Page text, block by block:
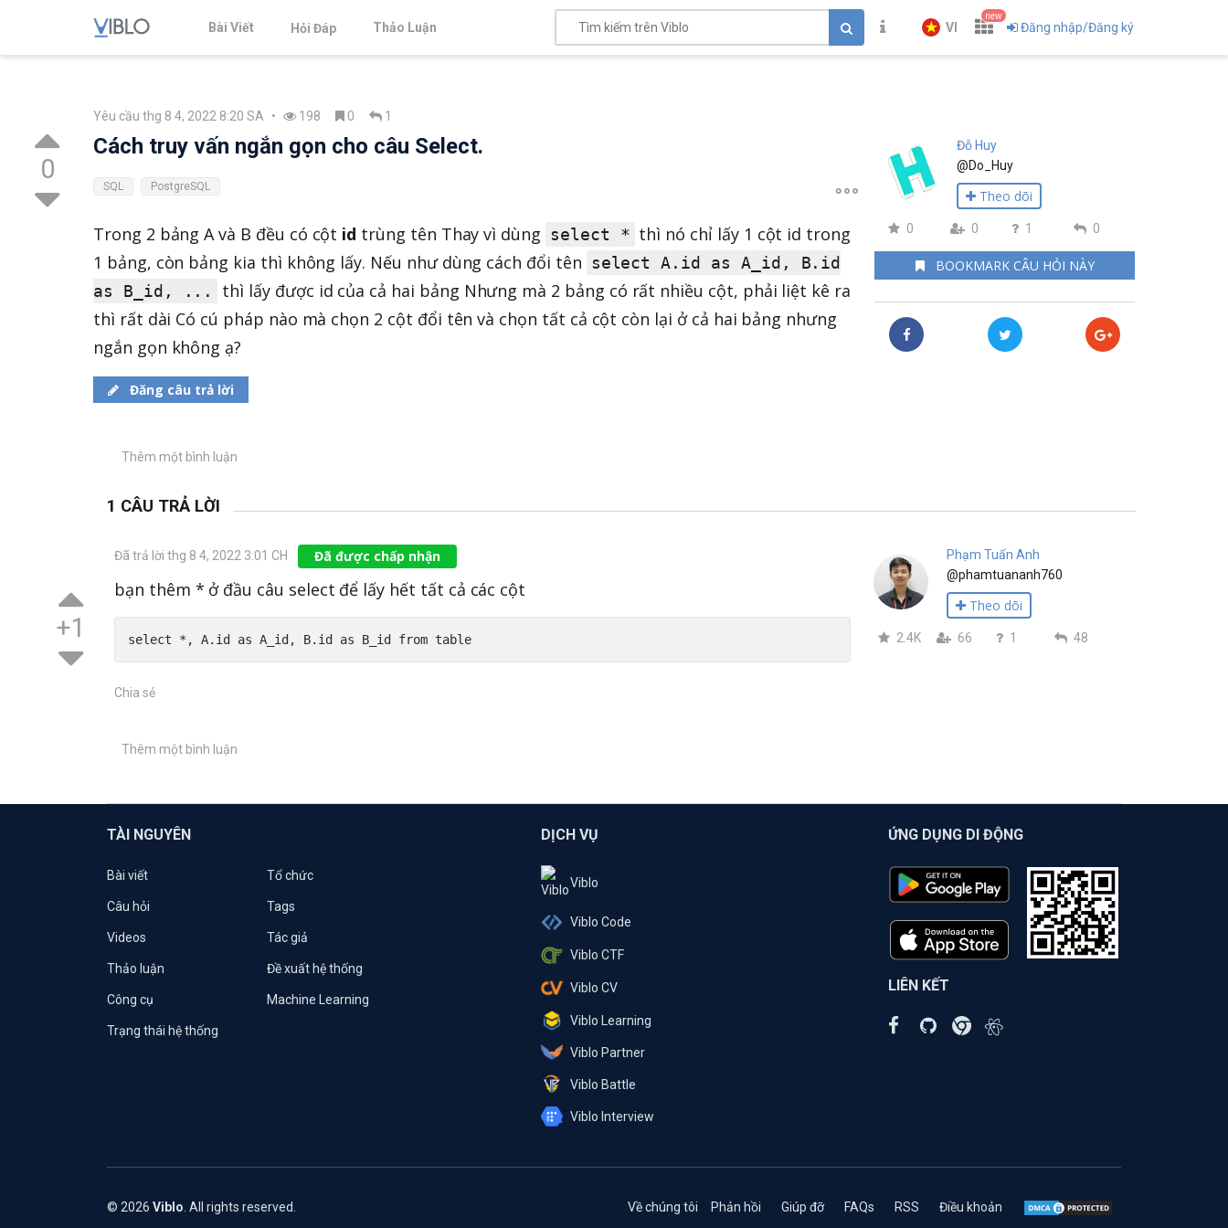
Bài Viết Hỏi Đáp Thảo Luận VI
new
Đăng nhập/Đăng ký
Yêu cầu thg 8 4, 2022 8:20 SA • 198 0 1
0
Cách truy vấn ngắn gọn cho câu Select.
SQL PostgreSQL
Trong 2 bảng A và B đều có cột id trùng tên Thay vì dùng select * thì nó chỉ lấy 1 cột id trong
1 bảng, còn bảng kia thì không lấy. Nếu như dùng cách đổi tên select A.id as A_id, B.id
as B_id, ...
thì lấy được id của cả hai bảng Nhưng mà 2 bảng có rất nhiều cột, phải liệt kê ra
thì rất dài Có cú pháp nào mà chọn 2 cột đổi tên và chọn tất cả cột còn lại ở cả hai bảng nhưng
ngắn gọn không ạ?
Đăng câu trả lời
Đỗ Huy
@Do_Huy
Theo dõi
0 0 1 0
BOOKMARK CÂU HỎI NÀY
Thêm một bình luận
1 CÂU TRẢ LỜI
Đã trả lời thg 8 4, 2022 3:01 CH Đã được chấp nhận
+1
bạn thêm * ở đầu câu select để lấy hết tất cả các cột
Chia sẻ
Phạm Tuấn Anh
@phamtuananh760
Theo dõi
2.4K 66 1 48
Thêm một bình luận
TÀI NGUYÊN
Bài viết Tổ chức
Câu hỏi Tags
Videos Tác giả
Thảo luận Đề xuất hệ thống
Công cụ Machine Learning
Trạng thái hệ thống
DỊCH VỤ
Viblo
Viblo Code
Viblo CTF
Viblo CV
Viblo Learning
Viblo Partner
Viblo Battle
Viblo Interview
ỨNG DỤNG DI ĐỘNG
LIÊN KẾT
© 2026 Viblo . All rights reserved. Về chúng tôi Phản hồi Giúp đỡ FAQs RSS Điều khoản